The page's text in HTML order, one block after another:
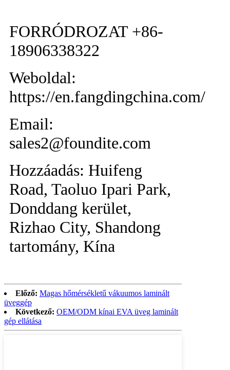
FORRÓDROZAT +86-
18906338322
Weboldal:
https://en.fangdingchina.com/
Email:
sales2@foundite.com
Hozzáadás: Huifeng
Road, Taoluo Ipari Park,
Donddang kerület,
Rizhao City, Shandong
tartomány, Kína
Előző: Magas hőmérsékletű vákuumos laminált
üveggép
Következő: OEM/ODM kínai EVA üveg laminált
gép ellátása